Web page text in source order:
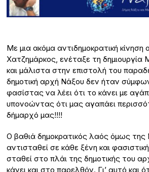
Με μια ακόμα αντιδημοκρατική κίνηση
Χατζημάρκος, ενέταξε τη δημιουργία
και μάλιστα στην επιστολή του
δημοτική αρχή Νάξου δεν ήταν
φασίστας να λέει ότι το κάνει με
υπονοώντας ότι μας αγαπάει
δήμαρχό μας!!!!
Ο βαθιά δημοκρατικός λαός όμως
αντισταθεί σε κάθε ξένη και
σταθεί στο πλάι της δημοτικής του
κάνει και στο παρελθόν. Γι’ αυτό και